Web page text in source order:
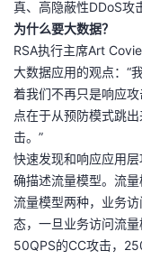
真、高隐蔽性DDoS攻
为什么要大数据？
RSA执行主席Art
大数据应用的观点：“
着我们不再只是响应
点在于从预防模式跳
击。”
快速发现和响应应用
确描述流量模型。流
流量模型两种，业务
态，一旦业务访问流
50QPS的CC攻击，